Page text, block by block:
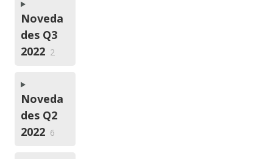
Noveda
des Q3
2022 2
Noveda
des Q2
2022 6